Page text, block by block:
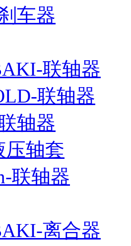
车器
联轴器
联轴器
轴器
压轴套
联轴器
离合器